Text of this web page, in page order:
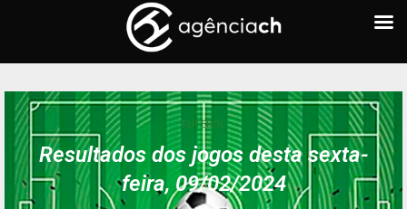
FUTEBOL
Resultados dos jogos desta sexta-
feira, 09/02/2024